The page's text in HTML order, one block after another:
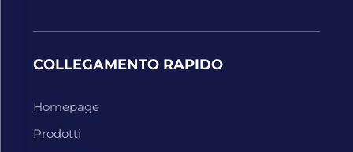
COLLEGAMENTO RAPIDO
Homepage
Prodotti